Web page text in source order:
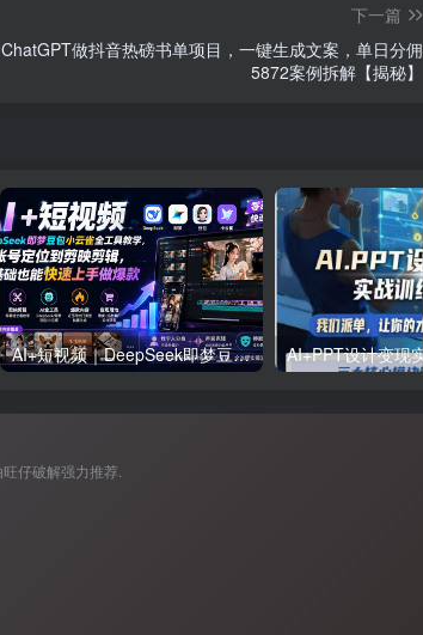
下一篇
做抖音热磅书单项目，一键生成文案，单日分佣
5872案例拆解【揭秘】
AI+短视频｜DeepSeek即梦豆包小云雀全工具教学，从账号定位到剪映剪辑，零基础也能快速上手做爆款
旺仔破解强力推荐.